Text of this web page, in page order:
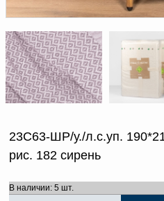
23С63-ШР/у./л.с.уп.
рис. 182 сирень
В наличии: 5 шт.